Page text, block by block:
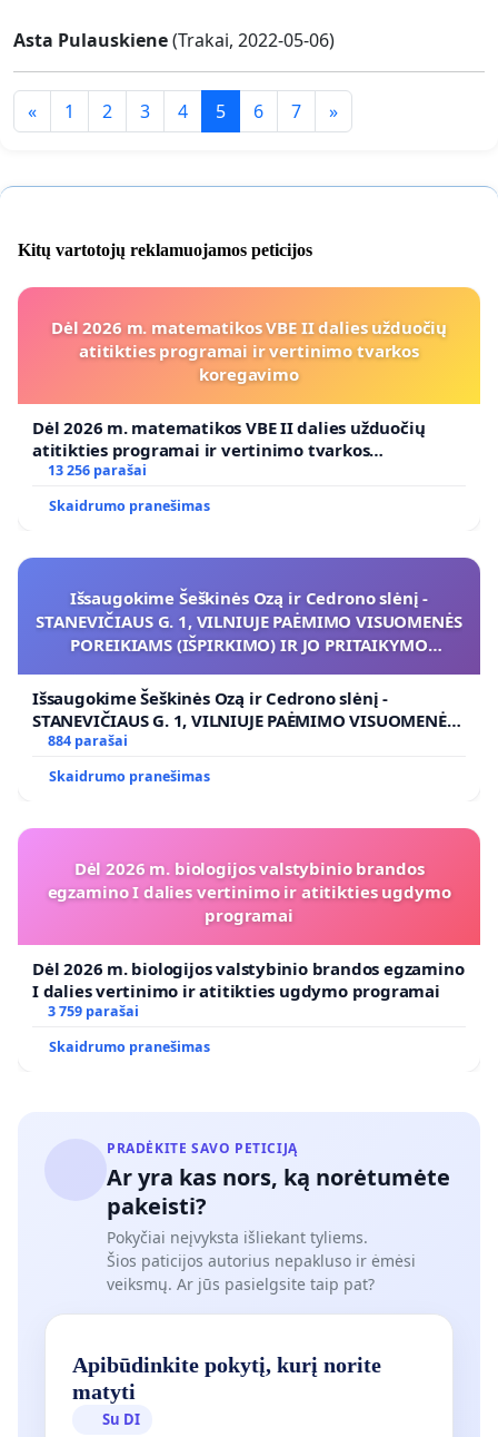
Asta Pulauskiene(Trakai, 2022-05-06)
« 1 2 3 4 5 6 7 »
Kitų vartotojų reklamuojamos peticijos
Dėl 2026 m. matematikos VBE II dalies užduočių
atitikties programai ir vertinimo tvarkos
koregavimo
Dėl 2026 m. matematikos VBE II dalies užduočių
atitikties programai ir vertinimo tvarkos
koregavimo
13 256 parašai
Skaidrumo pranešimas
Išsaugokime Šeškinės Ozą ir Cedrono slėnį -
STANEVIČIAUS G. 1, VILNIUJE PAĖMIMO VISUOMENĖS
POREIKIAMS (IŠPIRKIMO) IR JO PRITAIKYMO
Išsaugokime Šeškinės Ozą ir Cedrono slėnį -
STANEVIČIAUS G. 1, VILNIUJE PAĖMIMO VISUOMENĖS
POREIKIAMS (IŠPIRKIMO) IR JO PRITAIKYMO VIEŠAJAI
ŽELDYNŲ FUNKCIJAI
884 parašai
Skaidrumo pranešimas
Dėl 2026 m. biologijos valstybinio brandos
egzamino I dalies vertinimo ir atitikties ugdymo
programai
Dėl 2026 m. biologijos valstybinio brandos egzamino
I dalies vertinimo ir atitikties ugdymo programai
3 759 parašai
Skaidrumo pranešimas
PRADĖKITE SAVO PETICIJĄ
Ar yra kas nors, ką norėtumėte
pakeisti?
Pokyčiai neįvyksta išliekant tyliems.
Šios paticijos autorius nepakluso ir ėmėsi
veiksmų. Ar jūs pasielgsite taip pat?
Apibūdinkite pokytį, kurį norite
matyti
Su DI